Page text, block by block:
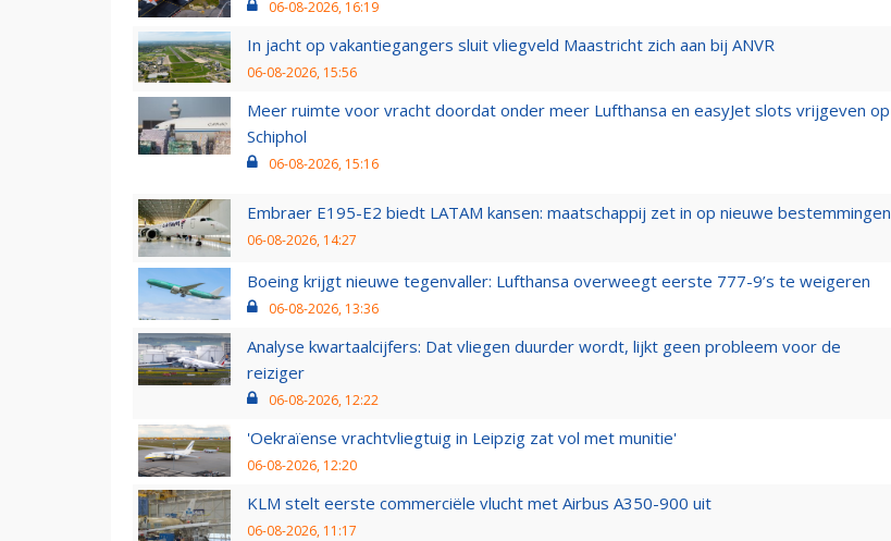
06-08-2026, 16:19
In jacht op vakantiegangers sluit vliegveld Maastricht zich aan bij ANVR
06-08-2026, 15:56
Meer ruimte voor vracht doordat onder meer Lufthansa en easyJet slots vrijgeven op
Schiphol
06-08-2026, 15:16
Embraer E195-E2 biedt LATAM kansen: maatschappij zet in op nieuwe bestemmingen
06-08-2026, 14:27
Boeing krijgt nieuwe tegenvaller: Lufthansa overweegt eerste 777-9’s te weigeren
06-08-2026, 13:36
Analyse kwartaalcijfers: Dat vliegen duurder wordt, lijkt geen probleem voor de
reiziger
06-08-2026, 12:22
'Oekraïense vrachtvliegtuig in Leipzig zat vol met munitie'
06-08-2026, 12:20
KLM stelt eerste commerciële vlucht met Airbus A350-900 uit
06-08-2026, 11:17